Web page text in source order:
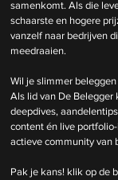
samenkomt. Als die
schaarste en hogere
vanzelf naar bedrijven
meedraaien.
Wil je slimmer
Als lid van De Belegger
deepdives,
content én live
actieve community van
Pak je kans! klik op de